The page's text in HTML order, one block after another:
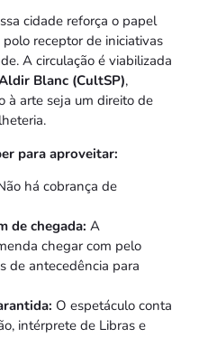
cidade reforça o papel
receptor de iniciativas
A circulação é viabilizada
Blanc (CultSP),
à arte seja um direito de
para aproveitar:
há cobrança de
de chegada: A
chegar com pelo
de antecedência para
O espetáculo conta
intérprete de Libras e